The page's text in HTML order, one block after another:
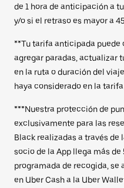
de 1 hora de anticipación a
y/o si el retraso es mayor a
**Tu tarifa anticipada
agregar paradas, actualizar
en la ruta o duración del
haya considerado en la
***Nuestra protección de
exclusivamente para las
Black realizadas a través de
socio de la App llega más
programada de recogida,
en Uber Cash a la Uber